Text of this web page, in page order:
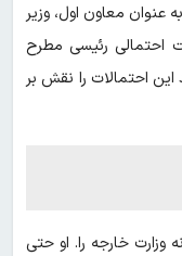
عنوان معاون اول، وزیر
احتمالی رئیسی مطرح
احتمالات را نقش بر
وزارت خارجه را. او حتی